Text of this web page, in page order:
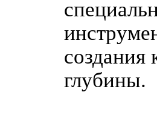
создания
глубины.